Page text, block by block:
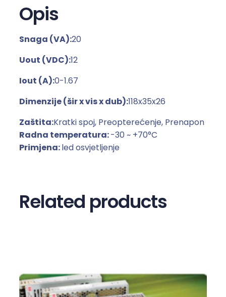
e
p
l
s
i
č
n
o
ć
P
V
Opis
Snaga (VA):20
Uout (VDC):12
Iout (A):0-1.67
Dimenzije (šir x vis x dub):118x35x26
Zaštita:Kratki spoj, Preopterećenje, Prenapon
Radna temperatura:-30 ~ +70°C
Primjena:led osvjetljenje
Related products